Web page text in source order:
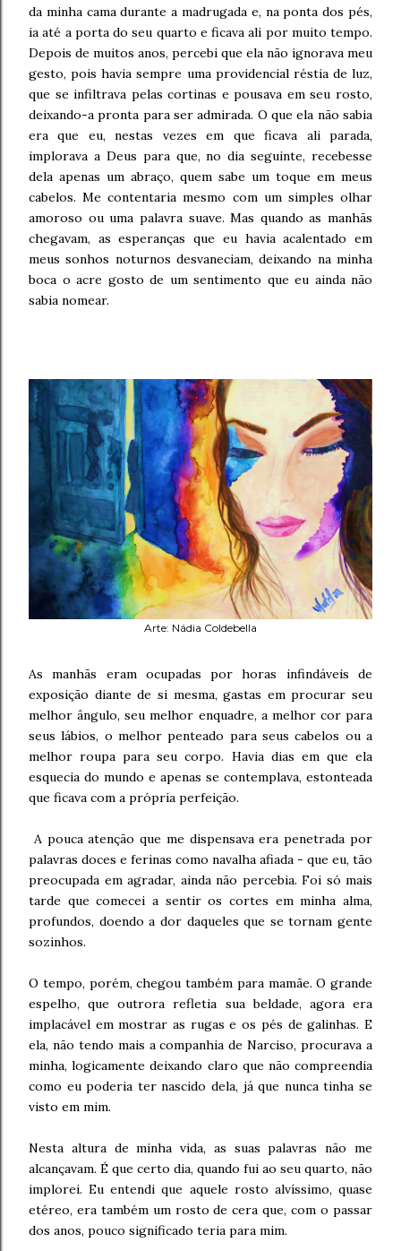
da minha cama durante a madrugada e, na ponta dos pés,
ia até a porta do seu quarto e ficava ali por muito tempo.
Depois de muitos anos, percebi que ela não ignorava meu
gesto, pois havia sempre uma providencial réstia de luz,
que se infiltrava pelas cortinas e pousava em seu rosto,
deixando-a pronta para ser admirada. O que ela não sabia
era que eu, nestas vezes em que ficava ali parada,
implorava a Deus para que, no dia seguinte, recebesse
dela apenas um abraço, quem sabe um toque em meus
cabelos. Me contentaria mesmo com um simples olhar
amoroso ou uma palavra suave. Mas quando as manhãs
chegavam, as esperanças que eu havia acalentado em
meus sonhos noturnos desvaneciam, deixando na minha
boca o acre gosto de um sentimento que eu ainda não
sabia nomear.
Arte: Nádia Coldebella
As manhãs eram ocupadas por horas infindáveis de
exposição diante de si mesma, gastas em procurar seu
melhor ângulo, seu melhor enquadre, a melhor cor para
seus lábios, o melhor penteado para seus cabelos ou a
melhor roupa para seu corpo. Havia dias em que ela
esquecia do mundo e apenas se contemplava, estonteada
que ficava com a própria perfeição.
A pouca atenção que me dispensava era penetrada por
palavras doces e ferinas como navalha afiada - que eu, tão
preocupada em agradar, ainda não percebia. Foi só mais
tarde que comecei a sentir os cortes em minha alma,
profundos, doendo a dor daqueles que se tornam gente
sozinhos.
O tempo, porém, chegou também para mamãe. O grande
espelho, que outrora refletia sua beldade, agora era
implacável em mostrar as rugas e os pés de galinhas. E
ela, não tendo mais a companhia de Narciso, procurava a
minha, logicamente deixando claro que não compreendia
como eu poderia ter nascido dela, já que nunca tinha se
visto em mim.
Nesta altura de minha vida, as suas palavras não me
alcançavam. É que certo dia, quando fui ao seu quarto, não
implorei. Eu entendi que aquele rosto alvíssimo, quase
etéreo, era também um rosto de cera que, com o passar
dos anos, pouco significado teria para mim.